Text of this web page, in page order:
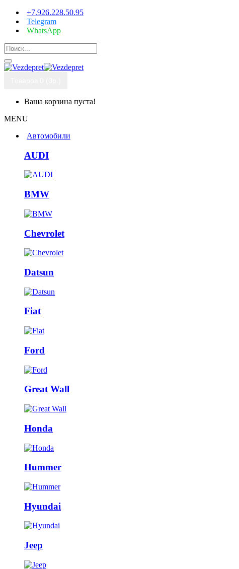
+7.926.228.50.95
Telegram
WhatsApp
Ваша корзина пуста!
MENU
Автомобили
AUDI
BMW
Chevrolet
Datsun
Fiat
Ford
Great Wall
Honda
Hummer
Hyundai
Jeep